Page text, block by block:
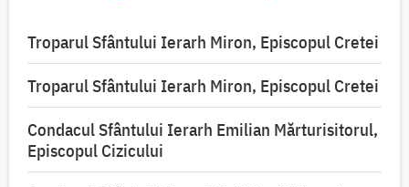
Troparul Sfântului Ierarh Miron, Episcopul Cretei
Troparul Sfântului Ierarh Miron, Episcopul Cretei
Condacul Sfântului Ierarh Emilian Mărturisitorul,
Episcopul Cizicului